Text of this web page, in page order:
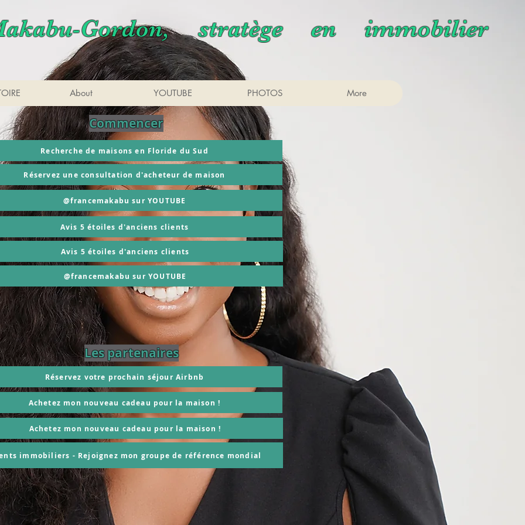
Gordon, stratège en immobilier
About YOUTUBE PHOTOS More
Commencer
Recherche de maisons en Floride du Sud
Réservez une consultation d'acheteur de maison
@francemakabu sur YOUTUBE
Avis 5 étoiles d'anciens clients
Avis 5 étoiles d'anciens clients
@francemakabu sur YOUTUBE
Les partenaires
Réservez votre prochain séjour Airbnb
Achetez mon nouveau cadeau pour la maison !
Achetez mon nouveau cadeau pour la maison !
immobiliers - Rejoignez mon groupe de référence mondial